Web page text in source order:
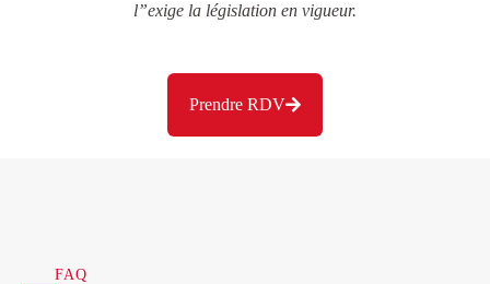
l”exige la législation en vigueur.
Prendre RDV
FAQ